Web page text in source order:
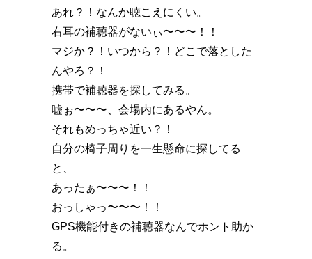
あれ？！なんか聴こえにくい。
右耳の補聴器がないぃ〜〜〜！！
マジか？！いつから？！どこで落とした
んやろ？！
携帯で補聴器を探してみる。
嘘ぉ〜〜〜、会場内にあるやん。
それもめっちゃ近い？！
自分の椅子周りを一生懸命に探してる
と、
あったぁ〜〜〜！！
おっしゃっ〜〜〜！！
GPS機能付きの補聴器なんでホント助か
る。